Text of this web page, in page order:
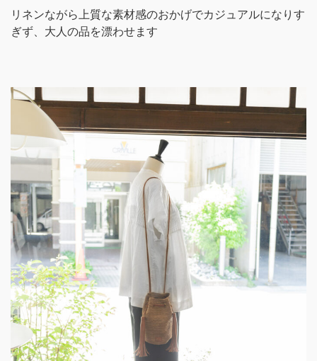
リネンながら上質な素材感のおかげでカジュアルになりす
ぎず、大人の品を漂わせます